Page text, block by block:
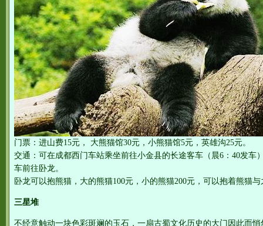
门票：进山费15元， 大熊猫馆30元，小熊猫馆5元，英雄沟25元。
交通：可在成都西门车站乘坐前往小金县的长途客车（晨6：40发车
车前往卧龙。
卧龙可以抱熊猫，大的熊猫100元，小的熊猫200元，可以抱着熊猫
三星堆
不经意触动一块色彩斑斓的玉石，一扇古蜀文化历史的大门因此而